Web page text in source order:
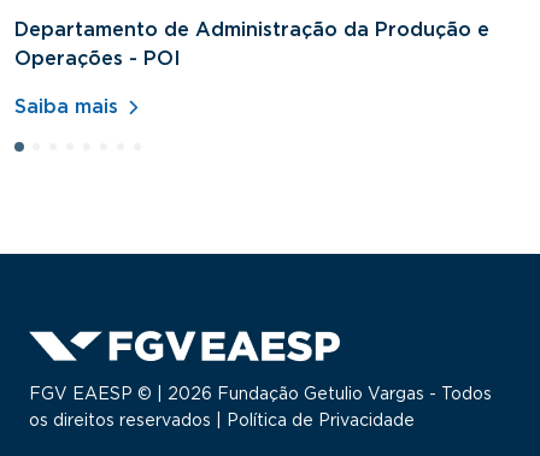
Departamento de Administração da Produção e
Operações - POI
Saiba mais
FGV EAESP © | 2026 Fundação Getulio Vargas - Todos
os direitos reservados |
Política de Privacidade